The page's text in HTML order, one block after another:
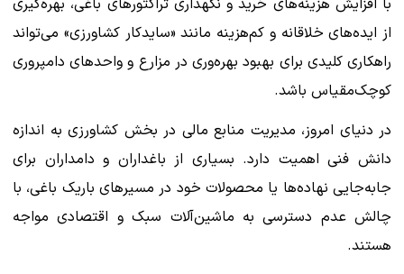
با افزایش هزینه‌های خرید و نگهداری تراکتورهای باغی، بهره‌گیری
از ایده‌های خلاقانه و کم‌هزینه مانند «سایدکار کشاورزی» می‌تواند
راهکاری کلیدی برای بهبود بهره‌وری در مزارع و واحدهای دامپروری
کوچک‌مقیاس باشد.
در دنیای امروز، مدیریت منابع مالی در بخش کشاورزی به اندازه
دانش فنی اهمیت دارد. بسیاری از باغداران و دامداران برای
جابه‌جایی نهاده‌ها یا محصولات خود در مسیرهای باریک باغی، با
چالش عدم دسترسی به ماشین‌آلات سبک و اقتصادی مواجه
هستند.